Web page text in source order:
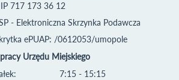
717 173 36 12
- Elektroniczna Skrzynka Podawcza
ePUAP: /0612053/umopole
Urzędu Miejskiego
7:15 - 15:15